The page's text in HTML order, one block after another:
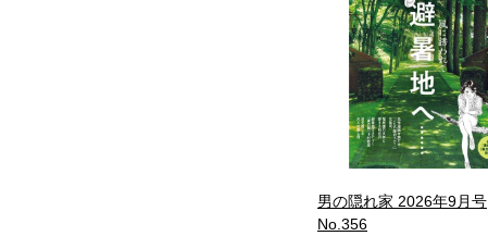
男の隠れ家 2026年9月号
No.356